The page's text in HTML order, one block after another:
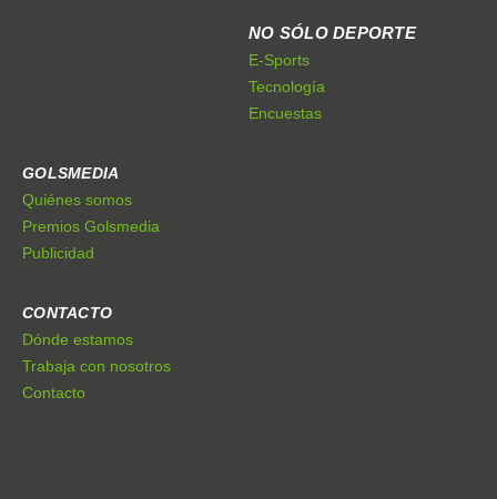
NO SÓLO DEPORTE
E-Sports
Tecnología
Encuestas
GOLSMEDIA
Quiénes somos
Premios Golsmedia
Publicidad
CONTACTO
Dónde estamos
Trabaja con nosotros
Contacto